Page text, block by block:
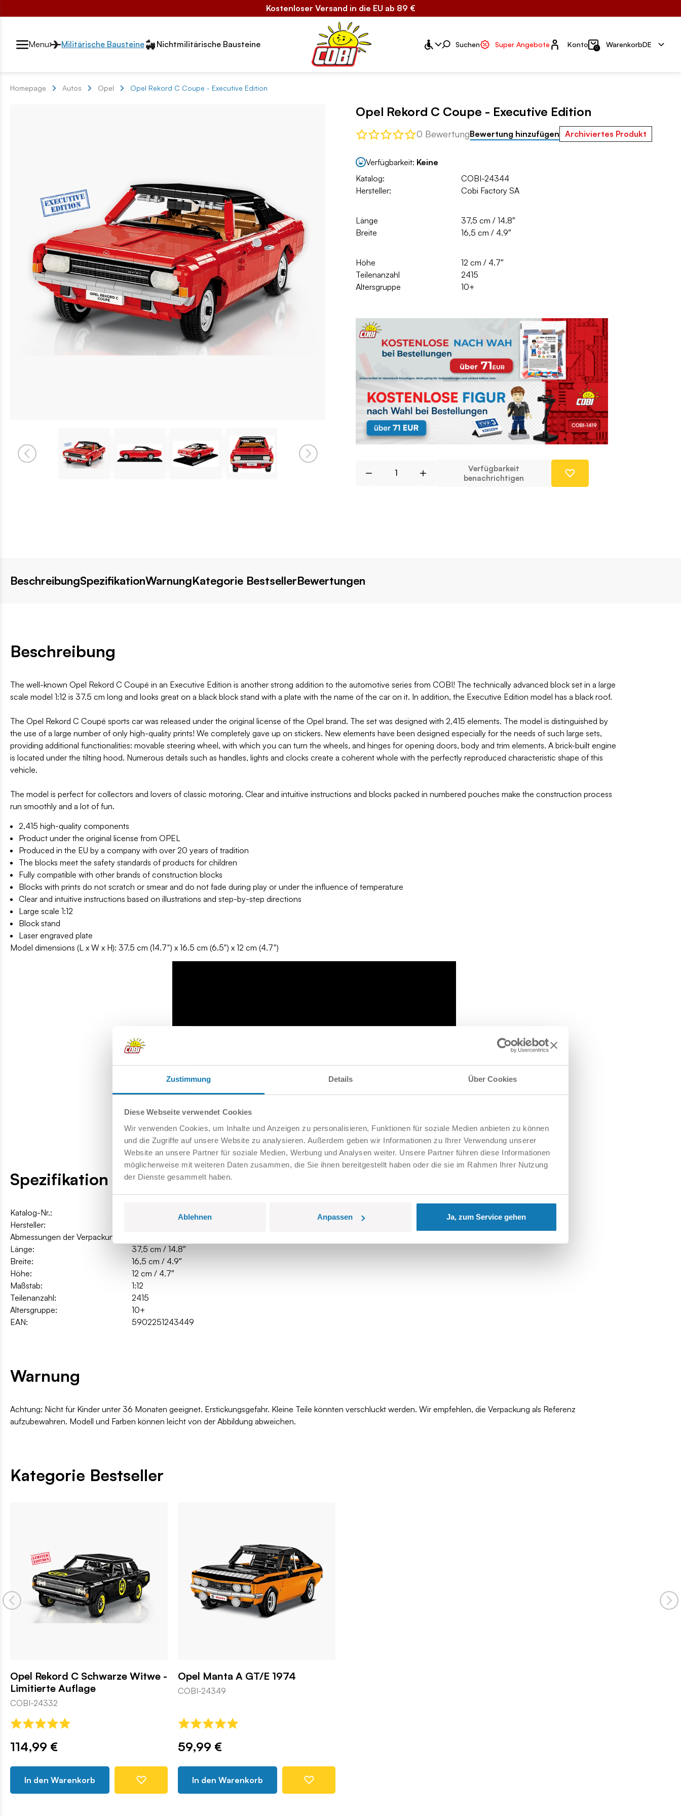
Zustimmung Details Über Cookies
Diese Webseite verwendet Cookies
Wir verwenden Cookies, um Inhalte und Anzeigen zu personalisieren, Funktionen für soziale Medien anbieten zu können
und die Zugriffe auf unsere Website zu analysieren. Außerdem geben wir Informationen zu Ihrer Verwendung unserer
Website an unsere Partner für soziale Medien, Werbung und Analysen weiter. Unsere Partner führen diese Informationen
möglicherweise mit weiteren Daten zusammen, die Sie ihnen bereitgestellt haben oder die sie im Rahmen Ihrer Nutzung
der Dienste gesammelt haben.
Ablehnen Anpassen Ja, zum Service gehen
Kostenloser Versand in die EU ab 89 €
Przełącznik segmentów2
Menu Militärische Bausteine Nichtmilitärische Bausteine Suchen Super Angebote Konto
Konto 0 WarenkorbDE
Homepage Autos Opel Opel Rekord C Coupe - Executive Edition
Opel Rekord C Coupe - Executive Edition
0 BewertungBewertung hinzufügen Archiviertes Produkt
Verfügbarkeit: Keine
Katalog:
COBI-24344
Hersteller:
Cobi Factory SA
Länge
37,5 cm / 14.8″
Breite
16,5 cm / 4.9″
Höhe
12 cm / 4.7″
Teilenanzahl
2415
Altersgruppe
10+
Verfügbarkeit
benachrichtigen
BeschreibungSpezifikationWarnungKategorie BestsellerBewertungen
Beschreibung
The well-known Opel Rekord C Coupé in an Executive Edition is another strong addition to the automotive series from COBI! The technically advanced block set in a large
scale model 1:12 is 37.5 cm long and looks great on a black block stand with a plate with the name of the car on it. In addition, the Executive Edition model has a black roof.
The Opel Rekord C Coupé sports car was released under the original license of the Opel brand. The set was designed with 2,415 elements. The model is distinguished by
the use of a large number of only high-quality prints! We completely gave up on stickers. New elements have been designed especially for the needs of such large sets,
providing additional functionalities: movable steering wheel, with which you can turn the wheels, and hinges for opening doors, body and trim elements. A brick-built engine
is located under the tilting hood. Numerous details such as handles, lights and clocks create a coherent whole with the perfectly reproduced characteristic shape of this
vehicle.
The model is perfect for collectors and lovers of classic motoring. Clear and intuitive instructions and blocks packed in numbered pouches make the construction process
run smoothly and a lot of fun.
2,415 high-quality components
Product under the original license from OPEL
Produced in the EU by a company with over 20 years of tradition
The blocks meet the safety standards of products for children
Fully compatible with other brands of construction blocks
Blocks with prints do not scratch or smear and do not fade during play or under the influence of temperature
Clear and intuitive instructions based on illustrations and step-by-step directions
Large scale 1:12
Block stand
Laser engraved plate
Model dimensions (L x W x H): 37.5 cm (14.7") x 16.5 cm (6.5") x 12 cm (4.7")
Spezifikation
Katalog-Nr.:
COBI-24344
Hersteller:
Abmessungen der Verpackung:
Länge:
37,5 cm / 14.8″
Breite:
16,5 cm / 4.9″
Höhe:
12 cm / 4.7″
Maßstab:
1:12
Teilenanzahl:
2415
Altersgruppe:
10+
EAN:
5902251243449
Warnung
Achtung: Nicht für Kinder unter 36 Monaten geeignet. Erstickungsgefahr. Kleine Teile könnten verschluckt werden. Wir empfehlen, die Verpackung als Referenz
aufzubewahren. Modell und Farben können leicht von der Abbildung abweichen.
Kategorie Bestseller
Opel Rekord C Schwarze Witwe -
Limitierte Auflage
COBI-24332
114,99 €
In den Warenkorb
Opel Manta A GT/E 1974
COBI-24349
59,99 €
In den Warenkorb